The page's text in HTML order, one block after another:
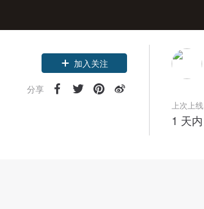
领优惠券
加入关注
分享
上次上线
1 天内